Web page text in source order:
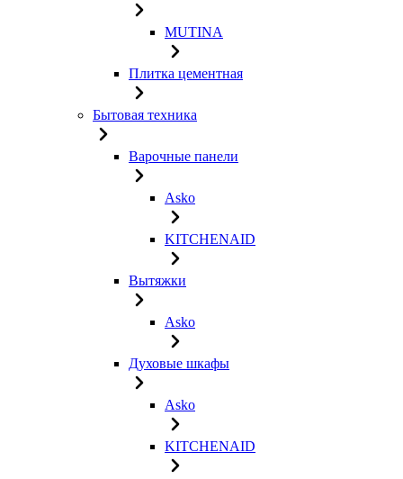
MUTINA
Плитка цементная
Бытовая техника
Варочные панели
Asko
KITCHENAID
Вытяжки
Asko
Духовые шкафы
Asko
KITCHENAID